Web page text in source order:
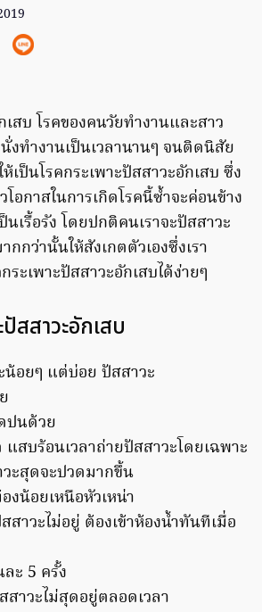
เสบ โรคของคนวัยทำงานและสาว
งทำงานเป็นเวลานานๆ จนติดนิสัย
เป็นโรคกระเพาะปัสสาวะอักเสบ ซึ่ง
อกาสในการเกิดโรคนี้ซ้ำจะค่อนข้าง
นเรื้อรัง โดยปกติคนเราจะปัสสาวะ
กว่านั้นให้สังเกตตัวเองซึ่งเรา
ะเพาะปัสสาวะอักเสบได้ง่ายๆ
สสาวะอักเสบ
น้อยๆ แต่บ่อย ปัสสาวะ
ปนด้วย
สบร้อนเวลาถ่ายปัสสาวะโดยเฉพาะ
ะสุดจะปวดมากขึ้น
งน้อยเหนือหัวเหน่า
สาวะไม่อยู่ ต้องเข้าห้องน้ำทันทีเมื่อ
ะ 5 ครั้ง
สาวะไม่สุดอยู่ตลอดเวลา